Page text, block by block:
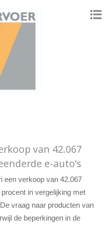
van 42.067
e-auto’s
een verkoop van 42.067
in vergelijking met
vraag naar producten van
de beperkingen in de